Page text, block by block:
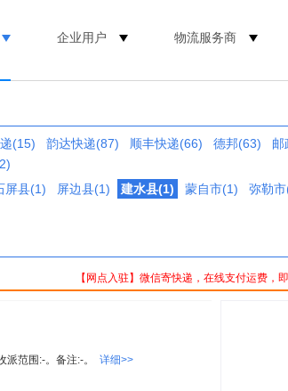
企业用户 物流服务商
(15) 韵达快递(87) 顺丰快递(66) 德邦(63) 邮
屏县(1) 屏边县(1) 建水县(1) 蒙自市(1) 弥勒
【网点入驻】微信寄快递，在线支付运费，
派范围:-。备注:-。 详细>>